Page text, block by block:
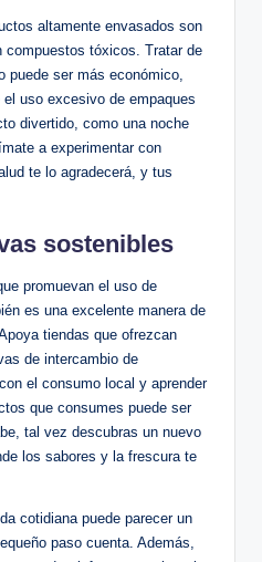
altamente envasados son
compuestos tóxicos. Tratar de
puede ser más económico,
uso excesivo de empaques
divertido, como una noche
a experimentar con
te lo agradecerá, y tus
sostenibles
promuevan el uso de
es una excelente manera de
tiendas que ofrezcan
de intercambio de
el consumo local y aprender
que consumes puede ser
tal vez descubras un nuevo
los sabores y la frescura te
cotidiana puede parecer un
paso cuenta. Además,